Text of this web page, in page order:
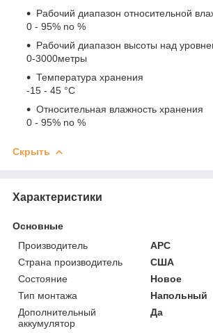
Рабочий диапазон относительной
0 - 95% no %
Рабочий диапазон высоты над
0-3000метры
Температура хранения
-15 - 45 °C
Относительная влажность хранения
0 - 95% no %
Скрыть
Характеристики
Основные
Производитель
APC
Страна производитель
США
Состояние
Новое
Тип монтажа
Напольный
Дополнительный
аккумулятор
Да